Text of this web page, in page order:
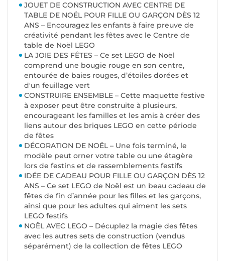
JOUET DE CONSTRUCTION AVEC CENTRE DE
TABLE DE NOËL POUR FILLE OU GARÇON DÈS 12
ANS – Encouragez les enfants à faire preuve de
créativité pendant les fêtes avec le Centre de
table de Noël LEGO
LA JOIE DES FÊTES – Ce set LEGO de Noël
comprend une bougie rouge en son centre,
entourée de baies rouges, d’étoiles dorées et
d'un feuillage vert
CONSTRUIRE ENSEMBLE – Cette maquette festive
à exposer peut être construite à plusieurs,
encourageant les familles et les amis à créer des
liens autour des briques LEGO en cette période
de fêtes
DÉCORATION DE NOËL – Une fois terminé, le
modèle peut orner votre table ou une étagère
lors de festins et de rassemblements festifs
IDÉE DE CADEAU POUR FILLE OU GARÇON DÈS 12
ANS – Ce set LEGO de Noël est un beau cadeau de
fêtes de fin d’année pour les filles et les garçons,
ainsi que pour les adultes qui aiment les sets
LEGO festifs
NOËL AVEC LEGO – Décuplez la magie des fêtes
avec les autres sets de construction (vendus
séparément) de la collection de fêtes LEGO